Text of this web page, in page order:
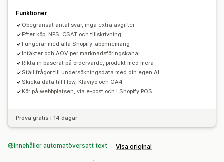
Dataexport
Historikanalys
Funktioner
Obegränsat antal svar, inga extra avgifter
Efter köp, NPS, CSAT och tillskrivning
Fungerar med alla Shopify-abonnemang
Intäkter och AOV per marknadsföringskanal
Rikta in baserat på ordervärde, produkt med mera
Ställ frågor till undersökningsdata med din egen AI
Skicka data till Flow, Klaviyo och GA4
Kör på webbplatsen, via e-post och i Shopify POS
Prova gratis i 14 dagar
Innehåller automatöversatt text Visa original